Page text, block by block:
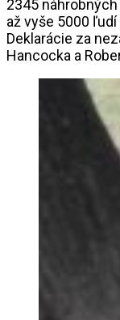
2345
až vyše 5000
Deklarácie za
Hancocka a